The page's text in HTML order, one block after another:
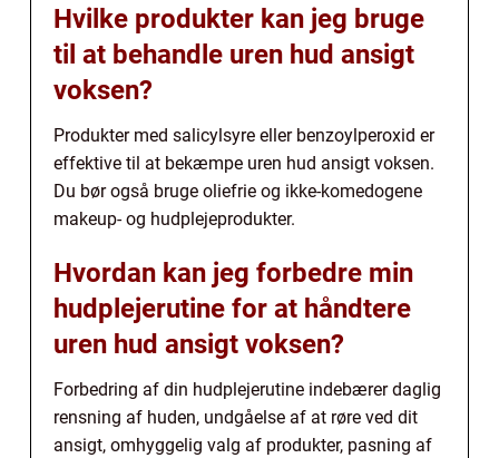
Hvilke produkter kan jeg bruge
til at behandle uren hud ansigt
voksen?
Produkter med salicylsyre eller benzoylperoxid er
effektive til at bekæmpe uren hud ansigt voksen.
Du bør også bruge oliefrie og ikke-komedogene
makeup- og hudplejeprodukter.
Hvordan kan jeg forbedre min
hudplejerutine for at håndtere
uren hud ansigt voksen?
Forbedring af din hudplejerutine indebærer daglig
rensning af huden, undgåelse af at røre ved dit
ansigt, omhyggelig valg af produkter, pasning af